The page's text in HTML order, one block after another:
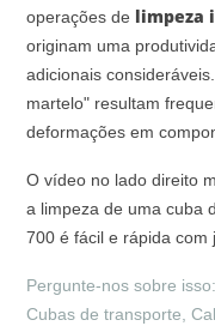
operações de limpeza
originam uma
adicionais
martelo" resultam
deformações em
O vídeo no lado direito
a limpeza de uma cuba
700 é fácil e rápida com
Pergunte-nos sobre
Cubas de transporte,